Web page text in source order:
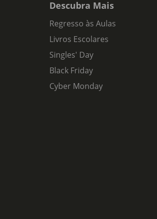
Descubra Mais
Regresso às Aulas
Livros Escolares
Singles' Day
Black Friday
Cyber Monday